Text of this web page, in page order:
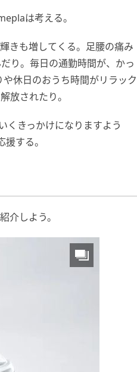
は考える。
きも増してくる。足腰の痛み
り。毎日の通勤時間が、かっ
休日のおうち時間がリラック
放されたり。
くきっかけになりますよう
する。
介しよう。